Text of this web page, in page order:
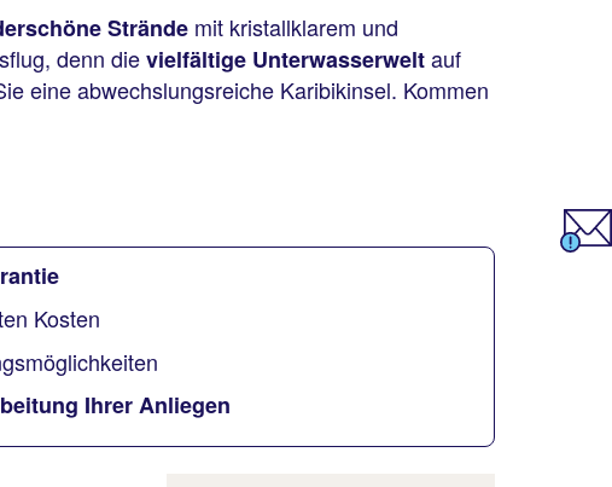
Strände mit kristallklarem und
denn dievielfältige Unterwasserweltauf
eine abwechslungsreiche Karibikinsel. Kommen
Kosten
Ihrer Anliegen